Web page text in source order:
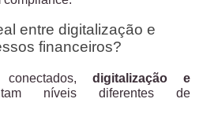
entre digitalização e
financeiros?
digitalização e
níveis diferentes de